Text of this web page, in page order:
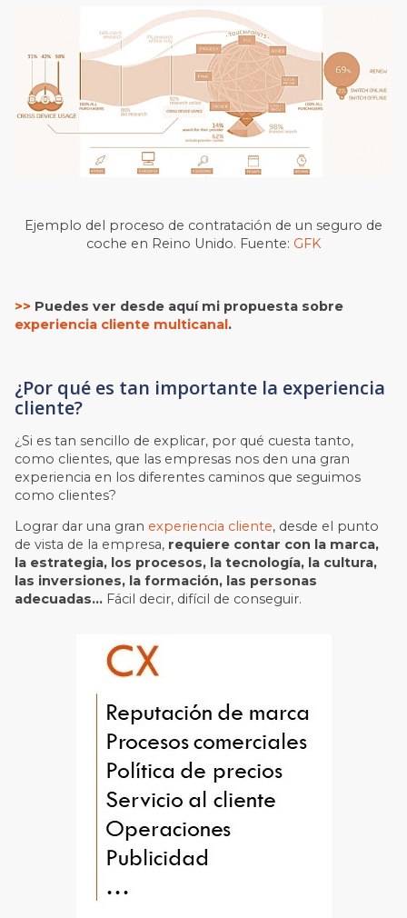
Ejemplo del proceso de contratación de un seguro de
coche en Reino Unido. Fuente: GFK
>> Puedes ver desde aquí mi propuesta sobre
experiencia cliente multicanal.
¿Por qué es tan importante la experiencia
cliente?
¿Si es tan sencillo de explicar, por qué cuesta tanto,
como clientes, que las empresas nos den una gran
experiencia en los diferentes caminos que seguimos
como clientes?
Lograr dar una gran experiencia cliente, desde el punto
de vista de la empresa, requiere contar con la marca,
la estrategia, los procesos, la tecnología, la cultura,
las inversiones, la formación, las personas
adecuadas… Fácil decir, difícil de conseguir.